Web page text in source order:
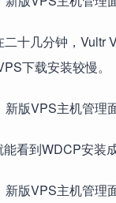
十几分钟，
下载安装较慢。
看到WDCP安装